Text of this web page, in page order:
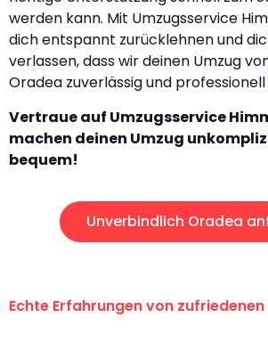
werden kann. Mit Umzugsservice
dich entspannt zurücklehnen und
verlassen, dass wir deinen Umzug
Oradea zuverlässig und
Vertraue auf Umzugsservice
machen deinen Umzug
bequem!
Unverbindlich Oradea
Echte Erfahrungen von